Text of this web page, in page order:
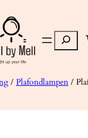
Zoeken
/ Plafondlampen/